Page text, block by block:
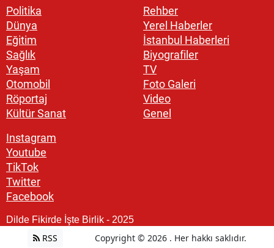
Politika
Dünya
Eğitim
Sağlık
Yaşam
Otomobil
Röportaj
Kültür Sanat
Rehber
Yerel Haberler
İstanbul Haberleri
Biyografiler
TV
Foto Galeri
Video
Genel
Instagram
Youtube
TikTok
Twitter
Facebook
Dilde Fikirde İşte Birlik - 2025
RSS Copyright © 2026 . Her hakkı saklıdır.